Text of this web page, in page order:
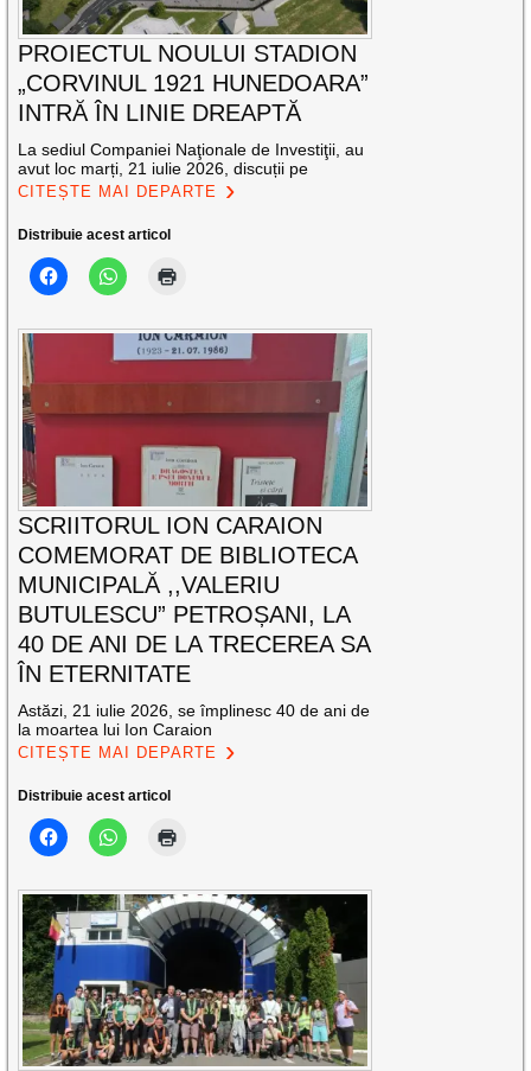
PROIECTUL NOULUI STADION
„CORVINUL 1921 HUNEDOARA”
INTRĂ ÎN LINIE DREAPTĂ
La sediul Companiei Naţionale de Investiţii, au
avut loc marți, 21 iulie 2026, discuții pe
CITEȘTE MAI DEPARTE
Distribuie acest articol
SCRIITORUL ION CARAION
COMEMORAT DE BIBLIOTECA
MUNICIPALĂ ,,VALERIU
BUTULESCU” PETROȘANI, LA
40 DE ANI DE LA TRECEREA SA
ÎN ETERNITATE
Astăzi, 21 iulie 2026, se împlinesc 40 de ani de
la moartea lui Ion Caraion
CITEȘTE MAI DEPARTE
Distribuie acest articol